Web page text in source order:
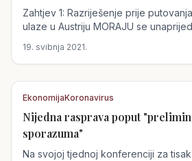
Zahtjev 1: Razriješenje prije
ulaze u Austriju MORAJU se
19. svibnja 2021.
Austrija
EkonomijaKoronavirus
Nijedna rasprava poput
sporazuma"
Na svojoj tjednoj konferenciji za tisak